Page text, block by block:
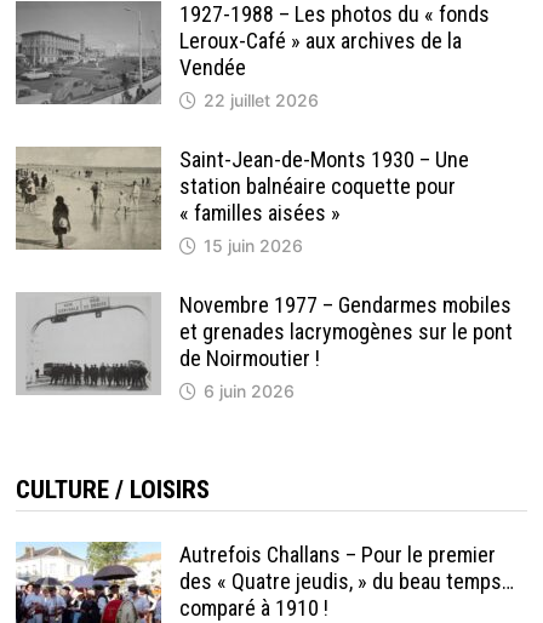
1927-1988 – Les photos du « fonds
Leroux-Café » aux archives de la
Vendée
22 juillet 2026
Saint-Jean-de-Monts 1930 – Une
station balnéaire coquette pour
« familles aisées »
15 juin 2026
Novembre 1977 – Gendarmes mobiles
et grenades lacrymogènes sur le pont
de Noirmoutier !
6 juin 2026
CULTURE / LOISIRS
Autrefois Challans – Pour le premier
des « Quatre jeudis, » du beau temps…
comparé à 1910 !